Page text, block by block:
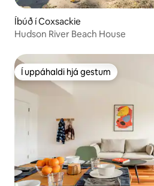
Íbúð í Coxsackie
Hudson River Beach House
Í uppáhaldi hjá gestum
Í uppáhaldi hjá gestum